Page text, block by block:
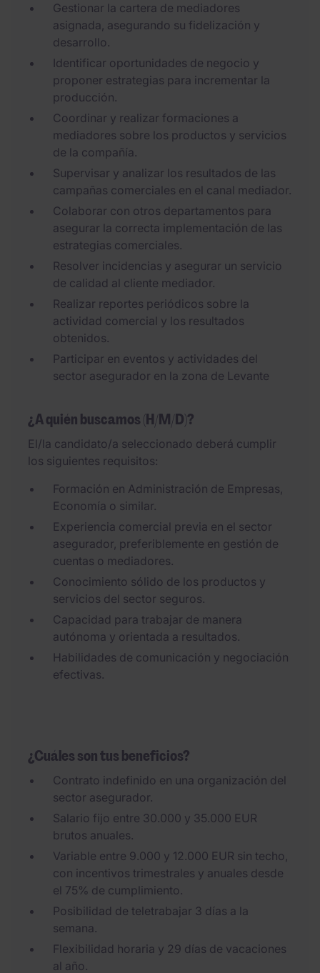
Gestionar la cartera de mediadores
asignada, asegurando su fidelización y
desarrollo.
Identificar oportunidades de negocio y
proponer estrategias para incrementar la
producción.
Coordinar y realizar formaciones a
mediadores sobre los productos y servicios
de la compañía.
Supervisar y analizar los resultados de las
campañas comerciales en el canal mediador.
Colaborar con otros departamentos para
asegurar la correcta implementación de las
estrategias comerciales.
Resolver incidencias y asegurar un servicio
de calidad al cliente mediador.
Realizar reportes periódicos sobre la
actividad comercial y los resultados
obtenidos.
Participar en eventos y actividades del
sector asegurador en la zona de Levante
¿A quién buscamos (H/M/D)?
El/la candidato/a seleccionado deberá cumplir
los siguientes requisitos:
Formación en Administración de Empresas,
Economía o similar.
Experiencia comercial previa en el sector
asegurador, preferiblemente en gestión de
cuentas o mediadores.
Conocimiento sólido de los productos y
servicios del sector seguros.
Capacidad para trabajar de manera
autónoma y orientada a resultados.
Habilidades de comunicación y negociación
efectivas.
¿Cuáles son tus beneficios?
Contrato indefinido en una organización del
sector asegurador.
Salario fijo entre 30.000 y 35.000 EUR
brutos anuales.
Variable entre 9.000 y 12.000 EUR sin techo,
con incentivos trimestrales y anuales desde
el 75% de cumplimiento.
Posibilidad de teletrabajar 3 días a la
semana.
Flexibilidad horaria y 29 días de vacaciones
al año.